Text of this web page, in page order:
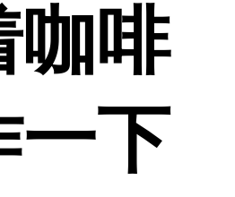
咖啡
一下